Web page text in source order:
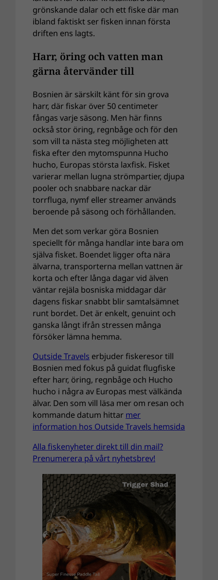
grönskande dalar och ett fiske där man
ibland faktiskt ser fisken innan första
driften ens lagts.
Harr, öring och vatten man
gärna återvänder till
Bosnien är särskilt känt för sin grova
harr, där fiskar över 50 centimeter
fångas varje säsong. Men här finns
också stor öring, regnbåge och för den
som vill ta nästa steg möjligheten att
fiska efter den mytomspunna Hucho
hucho, Europas största laxfisk. Fisket
varierar mellan lugna strömpartier, djupa
pooler och snabbare nackar där
torrfluga, nymf eller streamer används
beroende på säsong och förhållanden.
Men det som verkar göra Bosnien
speciellt för många handlar inte bara om
själva fisket. Boendet ligger ofta nära
älvarna, transporterna mellan vattnen är
korta och efter långa dagar vid älven
väntar rejäla bosniska middagar där
dagens fiskar snabbt blir samtalsämnet
runt bordet. Det är enkelt, genuint och
ganska långt ifrån stressen många
försöker lämna hemma.
Outside Travels erbjuder fiskeresor till
Bosnien med fokus på guidat flugfiske
efter harr, öring, regnbåge och Hucho
hucho i några av Europas mest välkända
älvar. Den som vill läsa mer om resan och
kommande datum hittar mer
information hos Outside Travels hemsida
Alla fiskenyheter direkt till din mail?
Prenumerera på vårt nyhetsbrev!